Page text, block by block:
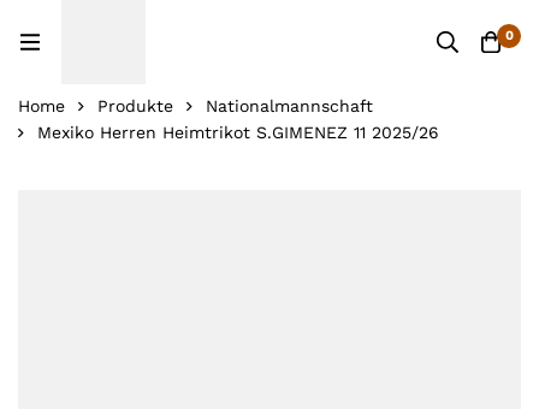
0
Home Produkte
Nationalmannschaft
Mexiko Herren Heimtrikot S.GIMENEZ 11 2025/26